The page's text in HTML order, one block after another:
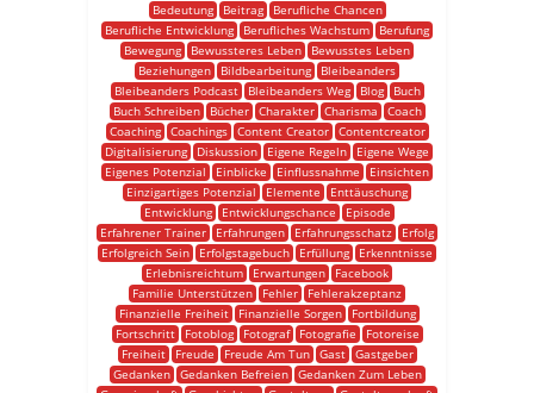
Bedeutung
Beitrag
Berufliche Chancen
Berufliche Entwicklung
Berufliches Wachstum
Berufung
Bewegung
Bewussteres Leben
Bewusstes Leben
Beziehungen
Bildbearbeitung
Bleibeanders
Bleibeanders Podcast
Bleibeanders Weg Blog
Buch
Buch Schreiben
Bücher Charakter Charisma
Coach
Coaching
Coachings Content Creator
Contentcreator
Digitalisierung
Diskussion Eigene Regeln
Eigene Wege
Eigenes Potenzial
Einblicke Einflussnahme
Einsichten
Einzigartiges Potenzial
Elemente
Enttäuschung
Entwicklung
Entwicklungschance
Episode
Erfahrener Trainer
Erfahrungen Erfahrungsschatz
Erfolg
Erfolgreich Sein
Erfolgstagebuch Erfüllung
Erkenntnisse
Erlebnisreichtum
Erwartungen
Facebook
Familie Unterstützen
Fehler
Fehlerakzeptanz
Finanzielle Freiheit
Finanzielle Sorgen
Fortbildung
Fortschritt
Fotoblog Fotograf Fotografie
Fotoreise
Freiheit
Freude Freude Am Tun Gast
Gastgeber
Gedanken
Gedanken Befreien
Gedanken Zum Leben